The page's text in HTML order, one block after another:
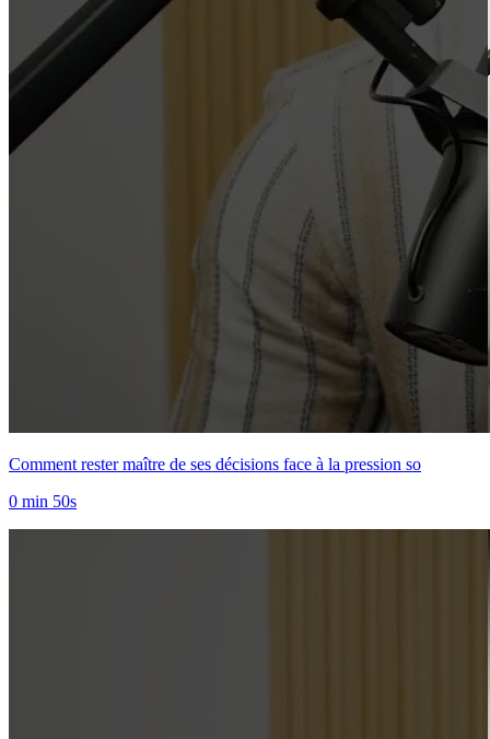
Comment rester maître de ses décisions face à la pression so
0 min 50s